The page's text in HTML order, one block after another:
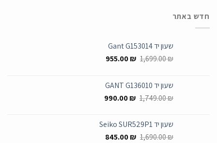
חדש באתר
שעון יד Gant G153014
1,699.00₪
המחיר
1,699.00 ₪.
955.00₪
המחיר
955.00 ₪.
שעון יד GANT G136010
1,749.00₪
המחיר
1,749.00 ₪.
990.00₪
המחיר
990.00 ₪.
שעון יד Seiko SUR529P1
1,690.00₪
המחיר
845.00₪
המחיר